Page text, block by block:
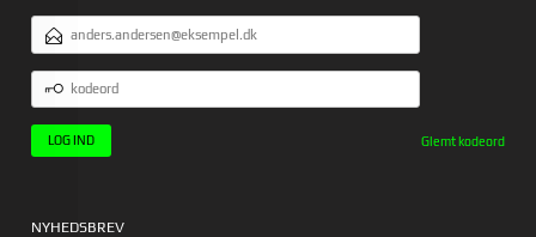
KODEORD
Glemt kodeord
NYHEDSBREV